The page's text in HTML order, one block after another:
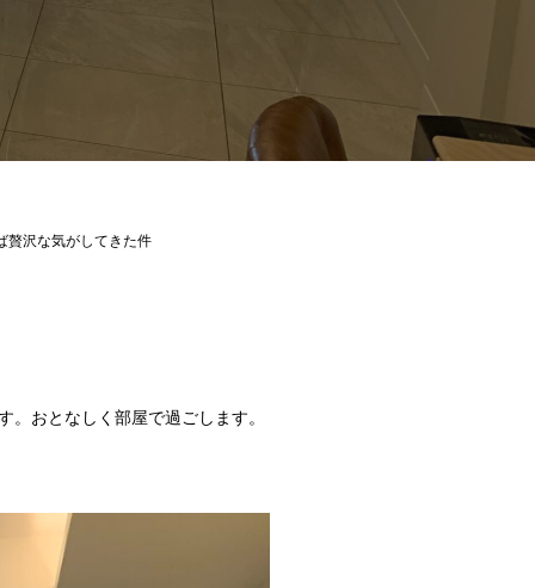
贅沢な気がしてきた件
おとなしく部屋で過ごします。